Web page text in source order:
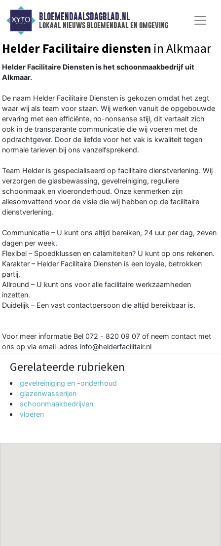
BLOEMENDAALSDAGBLAD.NL
lokaal nieuws bloemendaal en omgeving
Helder Facilitaire diensten in Alkmaar
Helder Facilitaire Diensten is het schoonmaakbedrijf uit
Alkmaar.
De naam Helder Facilitaire Diensten is gekozen omdat het zegt
waar wij als team voor staan. Wij werken vanuit de opgebouwde
ervaring met een efficiënte, no-nonsense stijl, dit vertaalt zich
ook in de transparante communicatie die wij voeren met de
opdrachtgever. Door de liefde voor het vak is kwaliteit tegen
normale tarieven bij ons vanzelfsprekend.
Team Helder is gespecialiseerd op facilitaire dienstverlening. Wij
verzorgen de glasbewassing, gevelreiniging, reguliere
schoonmaak en vloeronderhoud. Onze kenmerken zijn
allesomvattend voor de visie die wij hebben op de facilitaire
dienstverlening.
Communicatie – U kunt ons altijd bereiken, 24 uur per dag, zeven
dagen per week.
Flexibel – Spoedklussen en calamiteiten? U kunt op ons rekenen.
Karakter – Helder Facilitaire Diensten is een loyale, betrokken
partij.
Allround – U kunt ons voor alle facilitaire werkzaamheden
inzetten.
Duidelijk – Een vast contactpersoon die altijd bereikbaar is.
Voor meer informatie Bel 072 - 820 09 07 of neem contact met
ons op via email-adres info@helderfacilitair.nl
Gerelateerde rubrieken
gevelreiniging en -onderhoud
glazenwasserijen
schoonmaakbedrijven
vloeren